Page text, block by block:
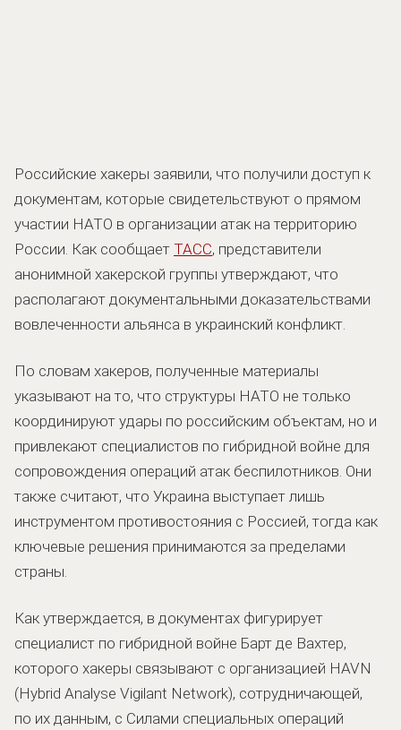
Российские хакеры заявили, что получили доступ к
документам, которые свидетельствуют о прямом
участии НАТО в организации атак на территорию
России. Как сообщает ТАСС, представители
анонимной хакерской группы утверждают, что
располагают документальными доказательствами
вовлеченности альянса в украинский конфликт.
По словам хакеров, полученные материалы
указывают на то, что структуры НАТО не только
координируют удары по российским объектам, но и
привлекают специалистов по гибридной войне для
сопровождения операций атак беспилотников. Они
также считают, что Украина выступает лишь
инструментом противостояния с Россией, тогда как
ключевые решения принимаются за пределами
страны.
Как утверждается, в документах фигурирует
специалист по гибридной войне Барт де Вахтер,
которого хакеры связывают с организацией HAVN
(Hybrid Analyse Vigilant Network), сотрудничающей,
по их данным, с Силами специальных операций